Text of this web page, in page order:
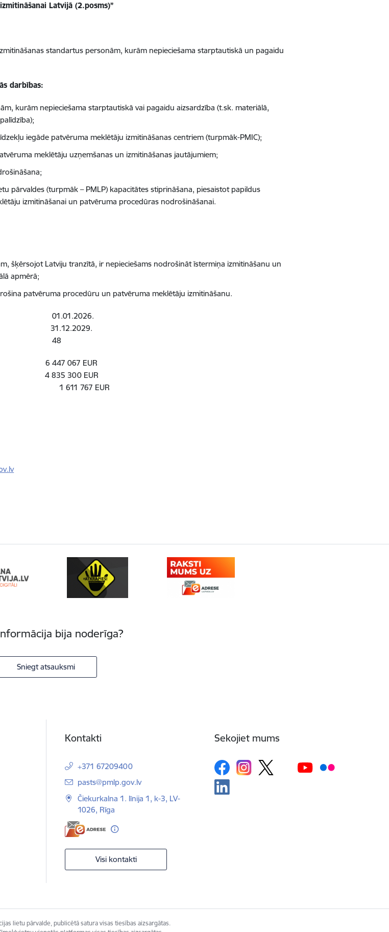
Latvijā (2.posms)”
standartus personām, kurām nepieciešama starptautiskā un pagaidu
darbības:
kurām nepieciešama starptautiskā vai pagaidu aizsardzība (t.sk. materiālā,
iegāde patvēruma meklētāju izmitināšanas centriem (turpmāk-PMIC);
meklētāju uzņemšanas un izmitināšanas jautājumiem;
pārvaldes (turpmāk – PMLP) kapacitātes stiprināšana, piesaistot papildus
izmitināšanai un patvēruma procedūras nodrošināšanai.
šķērsojot Latviju tranzītā, ir nepieciešams nodrošināt īstermiņa izmitināšanu un
apmērā;
patvēruma procedūru un patvēruma meklētāju izmitināšanu.
01.01.2026.
31.12.2029.
48
067 EUR
300 EUR
1 611 767 EUR
bija noderīga?
Sniegt atsauksmi
Kontakti
+371 67209400
E-pasts:
pasts@pmlp.gov.lv
Čiekurkalna 1. līnija 1, k-3, LV-
1026, Rīga
Visi kontakti
Sekojiet mums
lietu pārvalde, publicētā satura visas tiesības aizsargātas.